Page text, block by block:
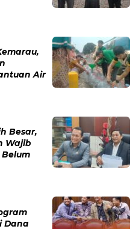
Air
Besar,
Wajib
Dana